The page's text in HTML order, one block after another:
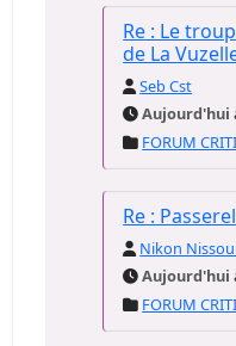
Re : Le
de La
Seb Cst
Aujourd'hui
FORUM
Re :
Nikon
Aujourd'hui
FORUM